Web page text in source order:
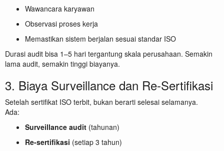
Wawancara karyawan
Observasi proses kerja
Memastikan sistem berjalan sesuai standar ISO
Durasi audit bisa 1–5 hari tergantung skala perusahaan. Semakin
lama audit, semakin tinggi biayanya.
3. Biaya Surveillance dan Re-Sertifikasi
Setelah sertifikat ISO terbit, bukan berarti selesai selamanya.
Ada:
Surveillance audit (tahunan)
Re-sertifikasi (setiap 3 tahun)